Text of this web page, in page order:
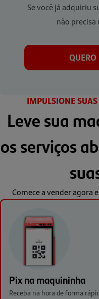
Se você já adquiriu
não precisa
QUERO
IMPULSIONE
Leve sua
os serviços
Comece a vender agora
Pix na maquininha
Receba na hora de forma